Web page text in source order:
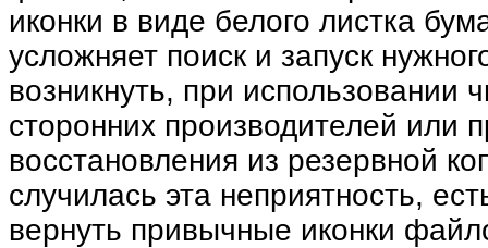
иконки в виде белого листка
усложняет поиск и запуск
возникнуть, при использовании
сторонних производителей или
восстановления из резервной
случилась эта неприятность,
вернуть привычные иконки